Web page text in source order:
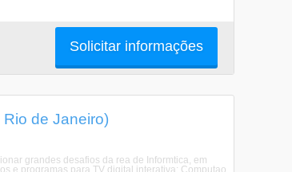
Solicitar informações
de Janeiro)
grandes desafios da rea de Informtica, em
e programas para TV digital interativa; Computao